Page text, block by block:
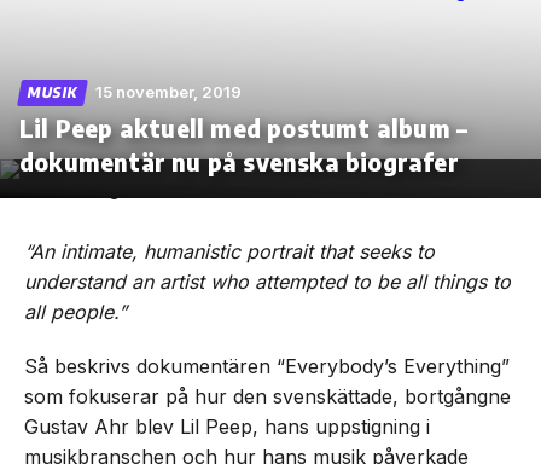
Skip
the
MUSIK 15 november, 2019
Lil Peep aktuell med postumt album –
dokumentär nu på svenska biografer
“An intimate, humanistic portrait that seeks to
understand an artist who attempted to be all things to
all people.”
Så beskrivs dokumentären “Everybody’s Everything”
som fokuserar på hur den svenskättade, bortgångne
Gustav Ahr blev Lil Peep, hans uppstigning i
musikbranschen och hur hans musik påverkade